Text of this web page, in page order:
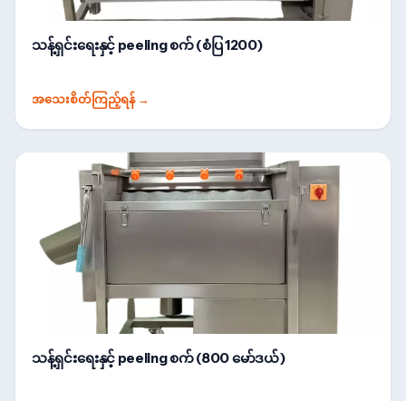
သန့်ရှင်းရေးနှင့် peeling စက် (စံပြ 1200)
အသေးစိတ်ကြည့်ရန် →
သန့်ရှင်းရေးနှင့် peeling စက် (800 မော်ဒယ်)